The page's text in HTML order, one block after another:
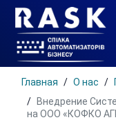
Главная О нас
Внедрение
на ООО «КОФКО